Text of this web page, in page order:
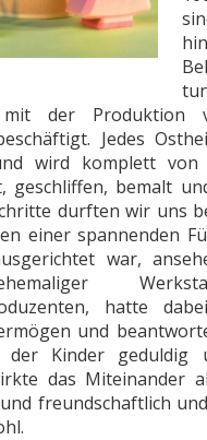
der Produktion
Jedes
wird komplett von
geschliffen, bemalt
durften wir uns
einer spannenden
war,
hatte
und
der Kinder geduldig
das Miteinander
freundschaftlich